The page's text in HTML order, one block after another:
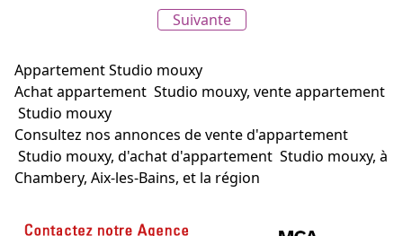
Suivante
Appartement Studio mouxy
Achat appartement Studio mouxy, vente appartement
Studio mouxy
Consultez nos annonces de vente d'appartement
Studio mouxy, d'achat d'appartement Studio mouxy, à
Chambery, Aix-les-Bains, et la région